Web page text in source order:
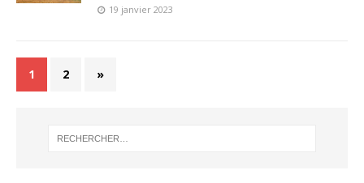
19 janvier 2023
1 2 »